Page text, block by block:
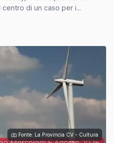
di un caso per i...
Fonte: La Provincia CV - Cultura